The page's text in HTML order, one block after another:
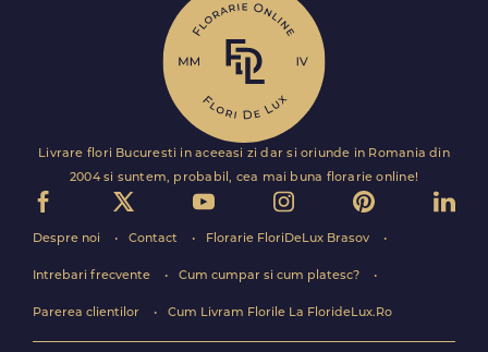
Livrare flori Bucuresti in aceeasi zi dar si oriunde in Romania din
2004 si suntem, probabil, cea mai buna florarie online!
Despre noi Contact Florarie FloriDeLux Brasov
Intrebari frecvente Cum cumpar si cum platesc?
Parerea clientilor Cum Livram Florile La FlorideLux.Ro